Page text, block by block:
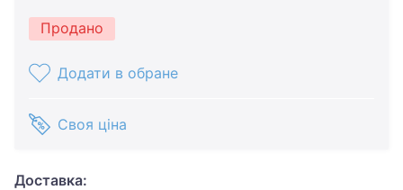
Продано
Додати в обране
Своя ціна
Доставка: